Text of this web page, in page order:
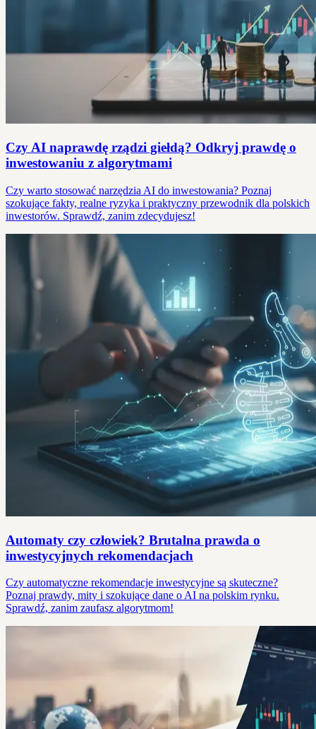
Czy AI naprawdę rządzi giełdą? Odkryj prawdę o
inwestowaniu z algorytmami
Czy warto stosować narzędzia AI do inwestowania? Poznaj
szokujące fakty, realne ryzyka i praktyczny przewodnik dla polskich
inwestorów. Sprawdź, zanim zdecydujesz!
Automaty czy człowiek? Brutalna prawda o
inwestycyjnych rekomendacjach
Czy automatyczne rekomendacje inwestycyjne są skuteczne?
Poznaj prawdy, mity i szokujące dane o AI na polskim rynku.
Sprawdź, zanim zaufasz algorytmom!